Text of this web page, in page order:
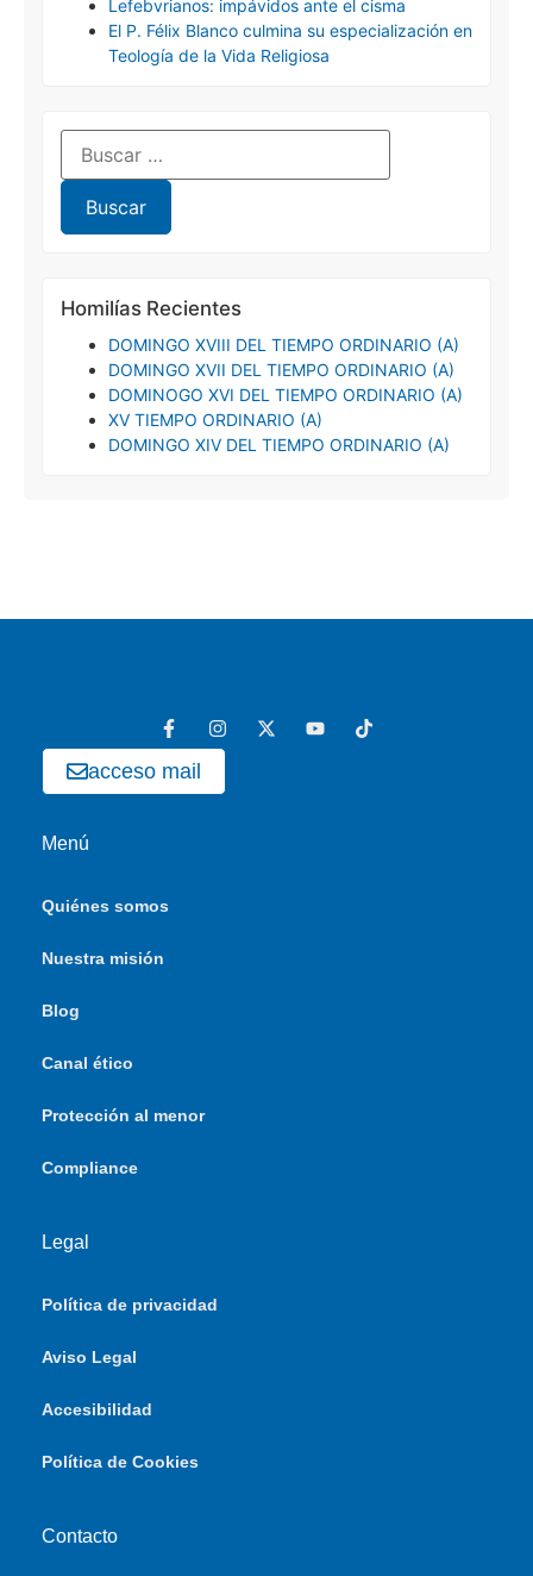
Lefebvrianos: impávidos ante el cisma
El P. Félix Blanco culmina su especialización en
Teología de la Vida Religiosa
Homilías Recientes
DOMINGO XVIII DEL TIEMPO ORDINARIO (A)
DOMINGO XVII DEL TIEMPO ORDINARIO (A)
DOMINOGO XVI DEL TIEMPO ORDINARIO (A)
XV TIEMPO ORDINARIO (A)
DOMINGO XIV DEL TIEMPO ORDINARIO (A)
acceso mail
Menú
Quiénes somos
Nuestra misión
Blog
Canal ético
Protección al menor
Compliance
Legal
Política de privacidad
Aviso Legal
Accesibilidad
Política de Cookies
Contacto